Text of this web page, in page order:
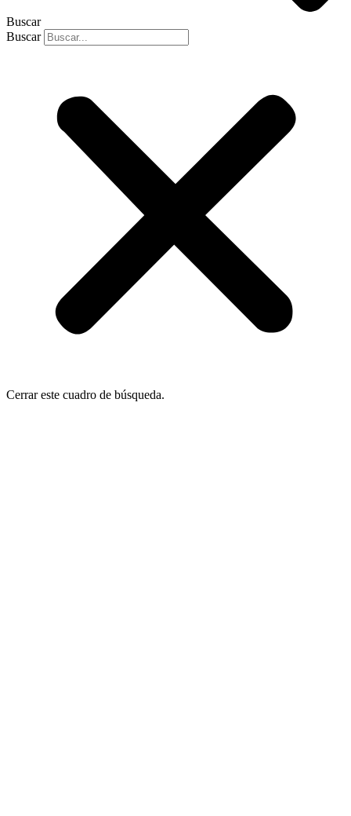
Buscar
Buscar
Cerrar este cuadro de búsqueda.